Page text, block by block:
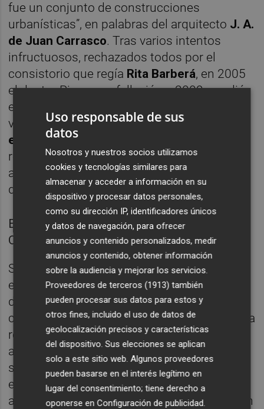
fue un conjunto de construcciones
urbanísticas”, en palabras del arquitecto J. A.
de Juan Carrasco. Tras varios intentos
infructuosos, rechazados todos por el
consistorio que regía Rita Barberá, en 2005
el doctor Piera, que falleció en 2009, vendió
el edificio a la mercantil Prodaemi. Esta a su
vez
tasó el chalet en 4,915 millones de
euros
. Durante un lustro no se volvió a
realizar petición alguna y parecía que la
amenaza que cernía sobre él había
desaparecido.
El chalet hace esquina con la calle Severo
Ochoa. FOTO: KIKE TABERNER.
Sin embargo no era así. En 2010 el
expediente 706/95 volvió a los despachos
del consistorio. Fue también la vez que más
cerca estuvo de ser demolido el inmueble. La
revisión del catálogo del PGOU se había
aprobado dos años antes, en 2008, y había
sido remitida a la Conselleria de Cultura. En
este nuevo documento el consistorio sí
aceptaba la descatalogación del chalet y con
Uso responsable de sus
datos
Nosotros y nuestros socios utilizamos
cookies y tecnologías similares para
almacenar y acceder a información en su
dispositivo y procesar datos personales,
como su dirección IP, identificadores únicos
y datos de navegación, para ofrecer
anuncios y contenido personalizados, medir
anuncios y contenido, obtener información
sobre la audiencia y mejorar los servicios.
Proveedores de terceros (1913) también
pueden procesar sus datos para estos y
otros fines, incluido el uso de datos de
geolocalización precisos y características
del dispositivo. Sus elecciones se aplican
solo a este sitio web. Algunos proveedores
pueden basarse en el interés legítimo en
lugar del consentimiento; tiene derecho a
oponerse enConfiguración de publicidad